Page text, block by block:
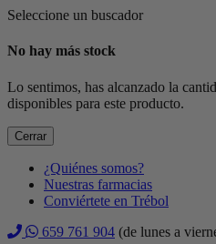
Seleccione un buscador
No hay más stock
Lo sentimos, has alcanzado la
disponibles para este producto.
Cerrar
¿Quiénes somos?
Nuestras farmacias
Conviértete en Trébol
659 761 904 (de lunes a